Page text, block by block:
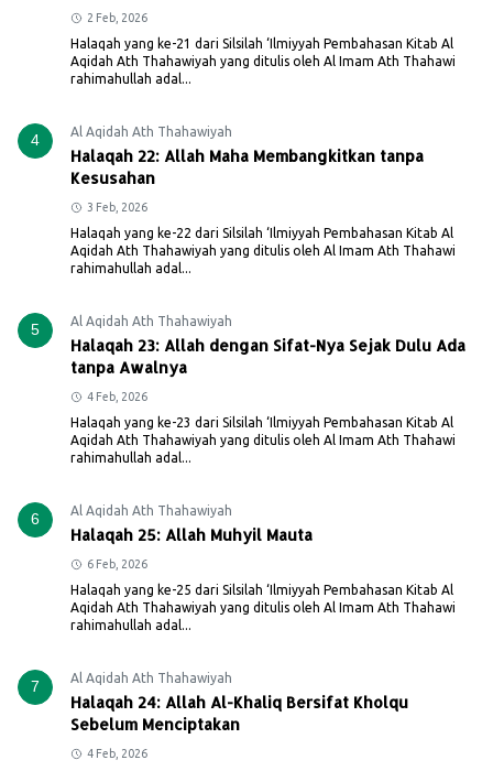
2 Feb, 2026
Halaqah yang ke-21 dari Silsilah ‘Ilmiyyah Pembahasan Kitab Al
Aqidah Ath Thahawiyah yang ditulis oleh Al Imam Ath Thahawi
rahimahullah adal...
4 Al Aqidah Ath Thahawiyah
Halaqah 22: Allah Maha Membangkitkan tanpa
Kesusahan
3 Feb, 2026
Halaqah yang ke-22 dari Silsilah ‘Ilmiyyah Pembahasan Kitab Al
Aqidah Ath Thahawiyah yang ditulis oleh Al Imam Ath Thahawi
rahimahullah adal...
5 Al Aqidah Ath Thahawiyah
Halaqah 23: Allah dengan Sifat-Nya Sejak Dulu Ada
tanpa Awalnya
4 Feb, 2026
Halaqah yang ke-23 dari Silsilah ‘Ilmiyyah Pembahasan Kitab Al
Aqidah Ath Thahawiyah yang ditulis oleh Al Imam Ath Thahawi
rahimahullah adal...
6 Al Aqidah Ath Thahawiyah
Halaqah 25: Allah Muhyil Mauta
6 Feb, 2026
Halaqah yang ke-25 dari Silsilah ‘Ilmiyyah Pembahasan Kitab Al
Aqidah Ath Thahawiyah yang ditulis oleh Al Imam Ath Thahawi
rahimahullah adal...
7 Al Aqidah Ath Thahawiyah
Halaqah 24: Allah Al-Khaliq Bersifat Kholqu
Sebelum Menciptakan
4 Feb, 2026